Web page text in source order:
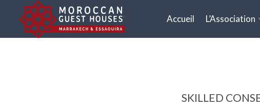
Accueil L’Association
SKILLED